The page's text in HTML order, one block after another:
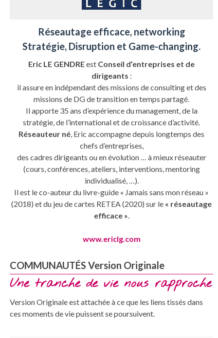
Réseautage efficace, networking
Stratégie, Disruption et Game-changing.
Eric LE GENDREest Conseil d’entreprises et de
dirigeants :
il assure en indépendant des missions de consulting et des
missions de DG de transition en temps partagé.
Il apporte 35 ans d’expérience du management, de la
stratégie, de l’international et de croissance d’activité.
Réseauteur né , Eric accompagne depuis longtemps des
chefs d’entreprises,
des cadres dirigeants ou en évolution … à mieux réseauter
(cours, conférences, ateliers, interventions, mentoring
individualisé, …).
Il est le co-auteur du livre-guide « Jamais sans mon réseau »
(2018) et du jeu de cartes RETEA (2020) sur le « réseautage
efficace »
www.ericlg.com
COMMUNAUTÉS Version Originale
Une tranche de vie nous rapproche
Version Originale est attachée à ce que les liens tissés dans
ces moments de vie puissent se poursuivent.